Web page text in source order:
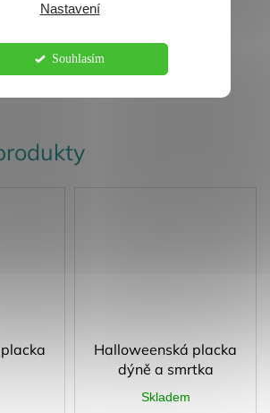
Nastavení
Souhlasím
Halloweenská placka
dýně a smrtka
Skladem